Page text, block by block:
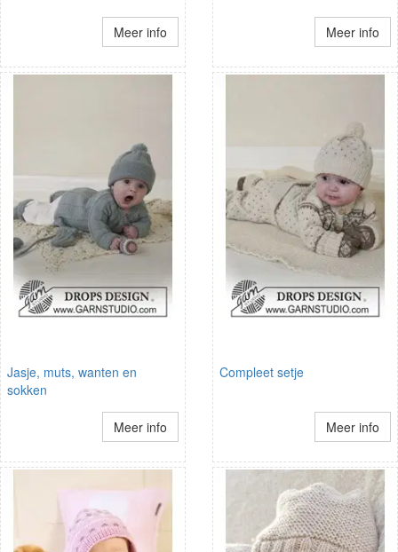
Meer info Meer info
Jasje, muts, wanten en
sokken
Meer info
Compleet setje
Meer info